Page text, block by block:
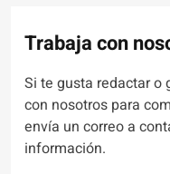
Trabaja con
Si te gusta redactar o
con nosotros para
envía un correo a
información.